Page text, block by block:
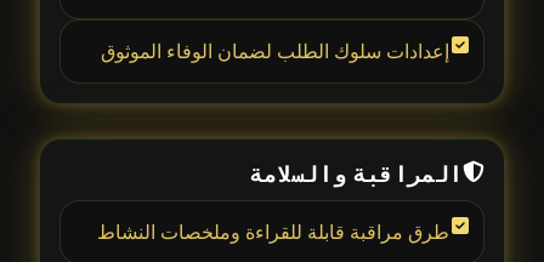
إعدادات سلوك الطلب لضمان الوفاء الموثوق
المراقبة والسلامة
طرق مراقبة قابلة للقراءة وملخصات النشاط